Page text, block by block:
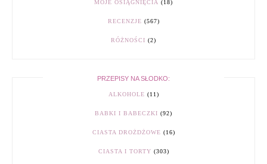
MOJE OSIĄGNIĘCIA (18)
RECENZJE (567)
RÓŻNOŚCI (2)
PRZEPISY NA SŁODKO:
ALKOHOLE (11)
BABKI I BABECZKI (92)
CIASTA DROŻDŻOWE (16)
CIASTA I TORTY (303)